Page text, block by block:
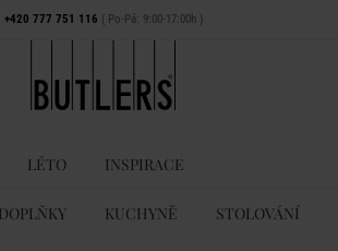
+420 777 751 116 ( Po-Pá: 9:00-17:00h )
LÉTO INSPIRACE
KUCHYNĚ STOLOVÁNÍ